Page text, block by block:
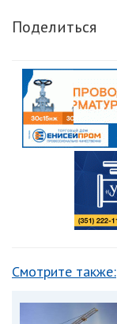
Поделиться
Смотрите также: